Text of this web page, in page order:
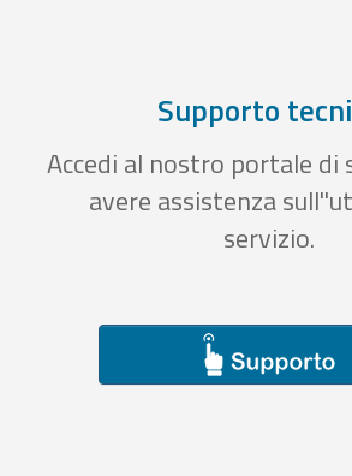
Supporto
Accedi al nostro portale di
avere assistenza
servizio.